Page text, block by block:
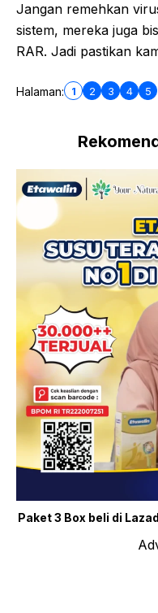
Jangan remehkan
sistem, mereka juga
RAR. Jadi pastikan
Halaman: 1 2 3 4 5
Paket 3 Box beli di